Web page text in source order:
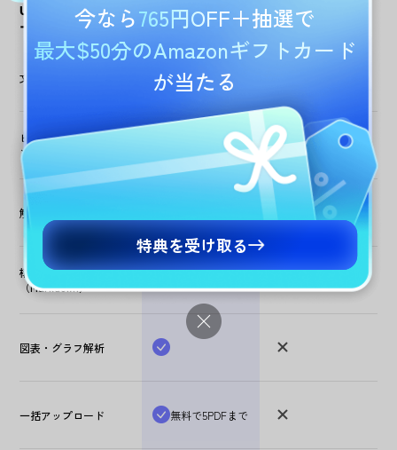
UPDF AIと他のAIツ
ールの比較
UPDF AI 他のAIツール
文脈を考慮した解説
文書全体の文脈
を理解
貼り付けたテ
ビジュアル学習（マイ
ンドマップ）
解説をメモとして保存
応
構造化エクスポート
（Markdown）
図表・グラフ解析
一括アップロード 無料で5PDFまで
今なら765円OFF＋抽選で
最大$50分のAmazonギフトカード
が当たる
特典を受け取る